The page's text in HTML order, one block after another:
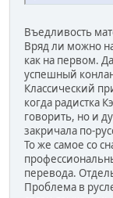
Въедливость
Вряд ли можно
как на первом.
успешный
Классический
когда радистка
говорить, но и
закричала по-
То же самое со
перевода.
Проблема в